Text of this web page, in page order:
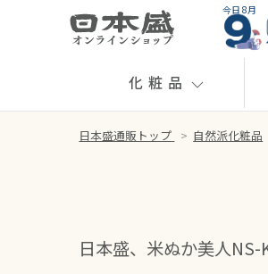
今日 8月
化粧品
日本盛通販トップ > 自然派化粧品
日本盛、米ぬか美人